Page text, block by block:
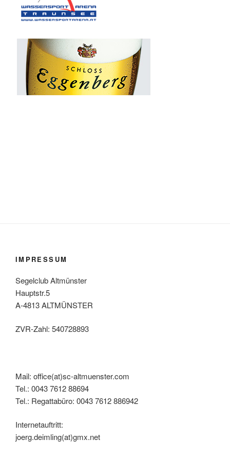
IMPRESSUM
Segelclub Altmünster
Hauptstr.5
A-4813 ALTMÜNSTER
ZVR-Zahl: 540728893
Mail: office(at)sc-altmuenster.com
Tel.: 0043 7612 88694
Tel.: Regattabüro: 0043 7612 886942
Internetauftritt:
joerg.deimling(at)gmx.net